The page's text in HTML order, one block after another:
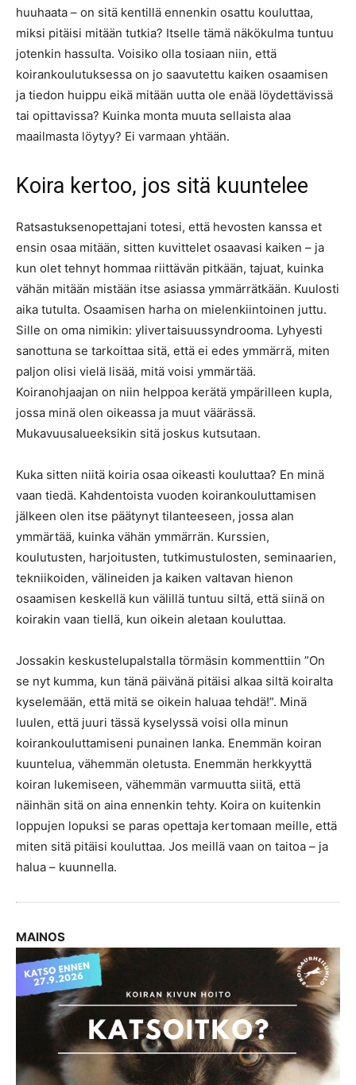
huuhaata – on sitä kentillä ennenkin osattu kouluttaa,
miksi pitäisi mitään tutkia? Itselle tämä näkökulma tuntuu
jotenkin hassulta. Voisiko olla tosiaan niin, että
koirankoulutuksessa on jo saavutettu kaiken osaamisen
ja tiedon huippu eikä mitään uutta ole enää löydettävissä
tai opittavissa? Kuinka monta muuta sellaista alaa
maailmasta löytyy? Ei varmaan yhtään.
Koira kertoo, jos sitä kuuntelee
Ratsastuksenopettajani totesi, että hevosten kanssa et
ensin osaa mitään, sitten kuvittelet osaavasi kaiken – ja
kun olet tehnyt hommaa riittävän pitkään, tajuat, kuinka
vähän mitään mistään itse asiassa ymmärrätkään. Kuulosti
aika tutulta. Osaamisen harha on mielenkiintoinen juttu.
Sille on oma nimikin: ylivertaisuussyndrooma. Lyhyesti
sanottuna se tarkoittaa sitä, että ei edes ymmärrä, miten
paljon olisi vielä lisää, mitä voisi ymmärtää.
Koiranohjaajan on niin helppoa kerätä ympärilleen kupla,
jossa minä olen oikeassa ja muut väärässä.
Mukavuusalueeksikin sitä joskus kutsutaan.
Kuka sitten niitä koiria osaa oikeasti kouluttaa? En minä
vaan tiedä. Kahdentoista vuoden koirankouluttamisen
jälkeen olen itse päätynyt tilanteeseen, jossa alan
ymmärtää, kuinka vähän ymmärrän. Kurssien,
koulutusten, harjoitusten, tutkimustulosten, seminaarien,
tekniikoiden, välineiden ja kaiken valtavan hienon
osaamisen keskellä kun välillä tuntuu siltä, että siinä on
koirakin vaan tiellä, kun oikein aletaan kouluttaa.
Jossakin keskustelupalstalla törmäsin kommenttiin ”On
se nyt kumma, kun tänä päivänä pitäisi alkaa siltä koiralta
kyselemään, että mitä se oikein haluaa tehdä!”. Minä
luulen, että juuri tässä kyselyssä voisi olla minun
koirankouluttamiseni punainen lanka. Enemmän koiran
kuuntelua, vähemmän oletusta. Enemmän herkkyyttä
koiran lukemiseen, vähemmän varmuutta siitä, että
näinhän sitä on aina ennenkin tehty. Koira on kuitenkin
loppujen lopuksi se paras opettaja kertomaan meille, että
miten sitä pitäisi kouluttaa. Jos meillä vaan on taitoa – ja
halua – kuunnella.
MAINOS